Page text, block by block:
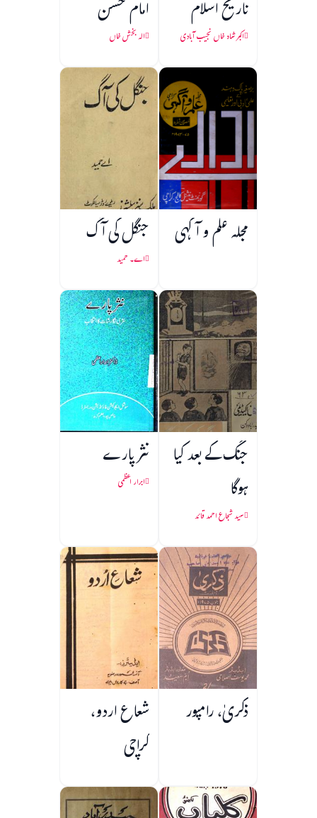
تاریخ اسلام
اکبر شاہ خاں نجیب آبادی
امام حسن
الہ بخش خاں
مجلہ علم و آگہی جنگل کی آگ
اے۔ حمید
جنگ کے بعد کیا
ہوگا
سید شجاع احمد قائد
نثر پارے
ابرار اعظمی
ذکریٰ، رامپور شعاع اردو،
کراچی